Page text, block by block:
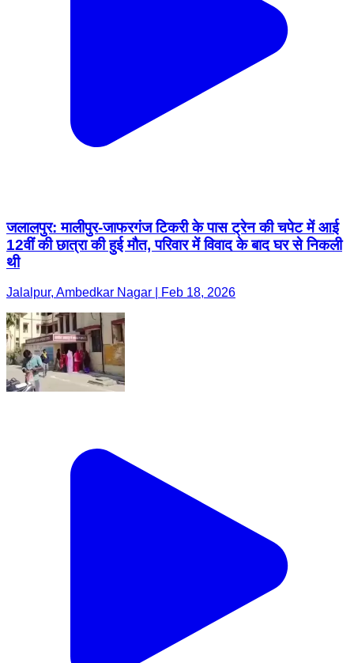
जलालपुर: मालीपुर-जाफरगंज टिकरी के पास ट्रेन की चपेट में आई
12वीं की छात्रा की हुई मौत, परिवार में विवाद के बाद घर से निकली
थी
Jalalpur, Ambedkar Nagar | Feb 18, 2026